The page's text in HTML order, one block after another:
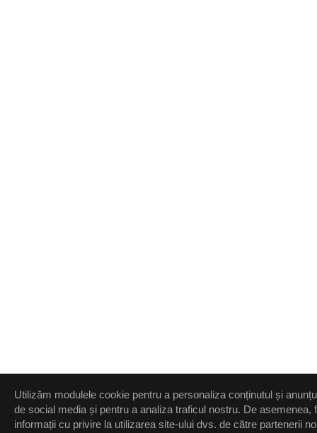
Utilizăm modulele cookie pentru a personaliza conținutul și
de social media și pentru a analiza traficul nostru. De asemenea,
informații cu privire la utilizarea site-ului dvs. de către partenerii